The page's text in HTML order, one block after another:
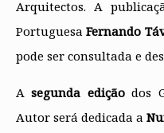
Arquitectos. A
PortuguesaFernando
pode ser consultada e
Asegunda ediçãodos
Autor será dedicada a